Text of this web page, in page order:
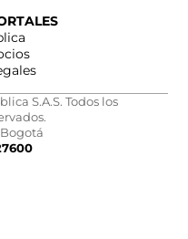
S.A.S. Todos los
Bogotá